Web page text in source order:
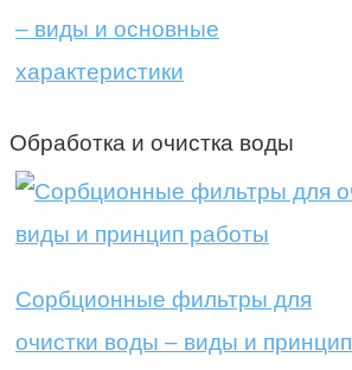
– виды и основные
характеристики
Обработка и очистка воды
Сорбционные фильтры для
очистки воды – виды и принцип